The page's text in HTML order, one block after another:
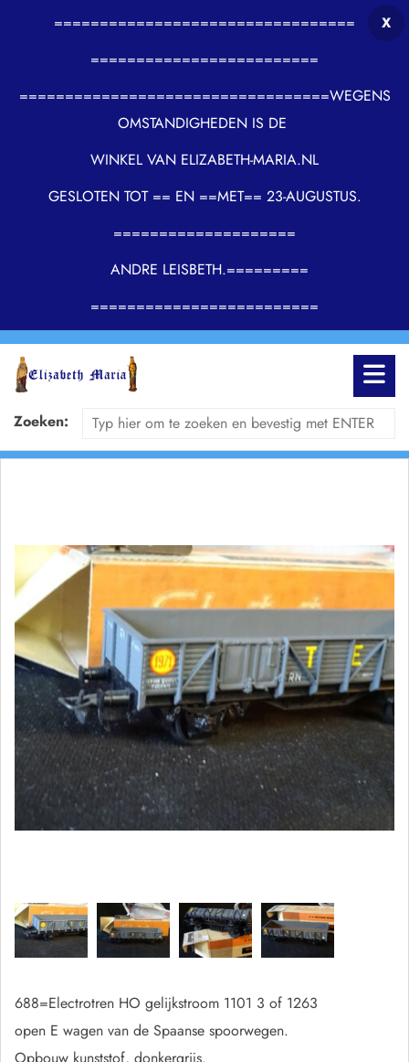
=================================
=========================
==================================WEGENS
OMSTANDIGHEDEN IS DE
WINKEL VAN ELIZABETH-MARIA.NL
GESLOTEN TOT == EN ==MET== 23-AUGUSTUS.
====================
ANDRE LEISBETH.=========
=========================
X
Zoeken:
688=Electrotren HO gelijkstroom 1101 3 of 1263
open E wagen van de Spaanse spoorwegen.